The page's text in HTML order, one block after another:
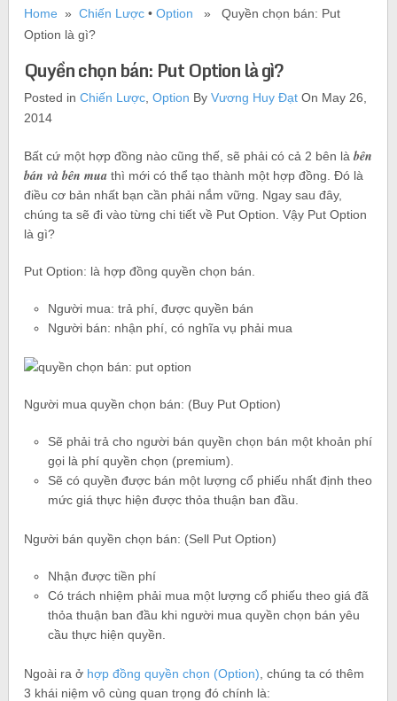
Home »Chiến Lược •Option » Quyền chọn bán: Put
Option là gì?
Quyền chọn bán: Put Option là gì?
Posted inChiến Lược ,Option ByVương Huy Đạt On May 26,
2014
Bất cứ một hợp đồng nào cũng thế, sẽ phải có cả 2 bên làbên
bán và bên mua thì mới có thể tạo thành một hợp đồng. Đó là
điều cơ bản nhất bạn cần phải nắm vững. Ngay sau đây,
chúng ta sẽ đi vào từng chi tiết về Put Option. Vậy Put Option
là gì?
Put Option: là hợp đồng quyền chọn bán.
Người mua: trả phí, được quyền bán
Người bán: nhận phí, có nghĩa vụ phải mua
Người mua quyền chọn bán: (Buy Put Option)
Sẽ phải trả cho người bán quyền chọn bán một khoản phí
gọi là phí quyền chọn (premium).
Sẽ có quyền được bán một lượng cổ phiếu nhất định theo
mức giá thực hiện được thỏa thuận ban đầu.
Người bán quyền chọn bán: (Sell Put Option)
Nhận được tiền phí
Có trách nhiệm phải mua một lượng cổ phiếu theo giá đã
thỏa thuận ban đầu khi người mua quyền chọn bán yêu
cầu thực hiện quyền.
Ngoài ra ở hợp đồng quyền chọn (Option) , chúng ta có thêm
3 khái niệm vô cùng quan trọng đó chính là: